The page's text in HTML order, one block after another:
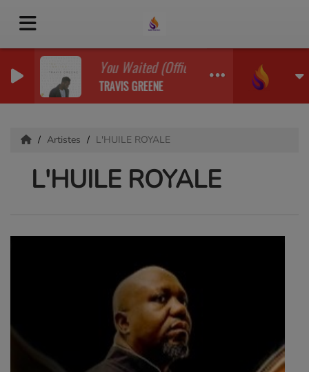
You Waited (Official Music Video)
TRAVIS GREENE
Artistes L'HUILE ROYALE
L'HUILE ROYALE